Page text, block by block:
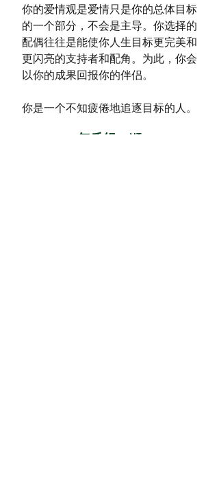
你的爱情观是爱情只是你的总体目标
的一个部分，不会是主导。你选择的
配偶往往是能使你人生目标更完美和
更闪亮的支持者和配角。为此，你会
以你的成果回报你的伴侣。
你是一个不知疲倦地追逐目标的人。
气质组：NT